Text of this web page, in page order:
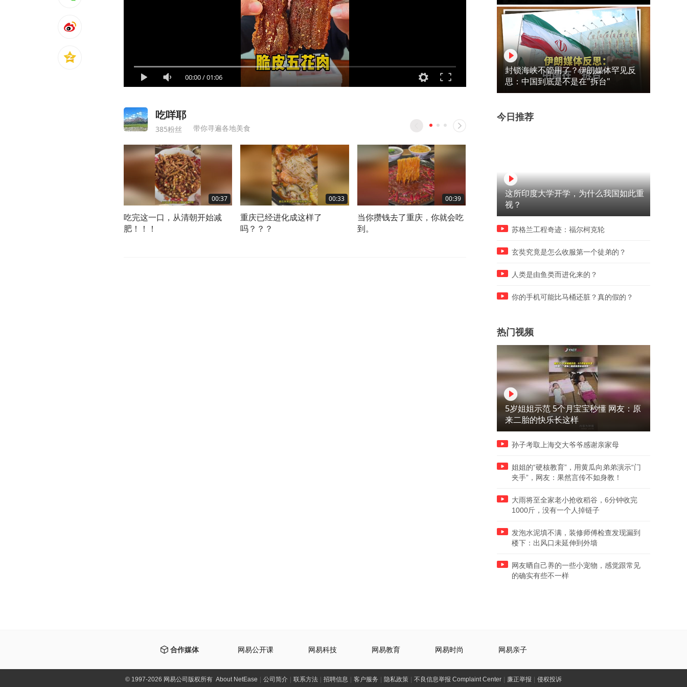
00:00/01:06
吃咩耶
385粉丝 带你寻遍各地美食
00:37
吃完这一口，从清朝开始减
肥！！！
00:33
重庆已经进化成这样了
吗？？？
00:39
当你攒钱去了重庆，你就会吃
到。
00:41
多少次来重庆！！就为了这一
碗鱼香肉丝面
重庆已经进化成这样了
吗？？？
封锁海峡不管用了？伊朗媒体罕见反
思：中国到底是不是在"拆台"
今日推荐
这所印度大学开学，为什么我国如此重
视？
苏格兰工程奇迹：福尔柯克轮
玄奘究竟是怎么收服第一个徒弟的？
人类是由鱼类而进化来的？
你的手机可能比马桶还脏？真的假的？
热门视频
5岁姐姐示范 5个月宝宝秒懂 网友：原
来二胎的快乐长这样
孙子考取上海交大爷爷感谢亲家母
姐姐的“硬核教育”，用黄瓜向弟弟演示“门
夹手”，网友：果然言传不如身教！
大雨将至全家老小抢收稻谷，6分钟收完
1000斤，没有一个人掉链子
发泡水泥填不满，装修师傅检查发现漏到
楼下：出风口未延伸到外墙
网友晒自己养的一些小宠物，感觉跟常见
的确实有些不一样
合作媒体 网易公开课 网易科技 网易教育 网易时尚 网易亲子
©1997-2026 网易公司版权所有 About NetEase 公司简介 联系方法 招聘信息 客户服务 隐私政策 不良信息举报 Complaint Center 廉正举报 侵权投诉